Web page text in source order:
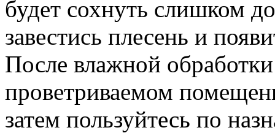
будет сохнуть слишком
завестись плесень и
После влажной обработки
проветриваемом
затем пользуйтесь по